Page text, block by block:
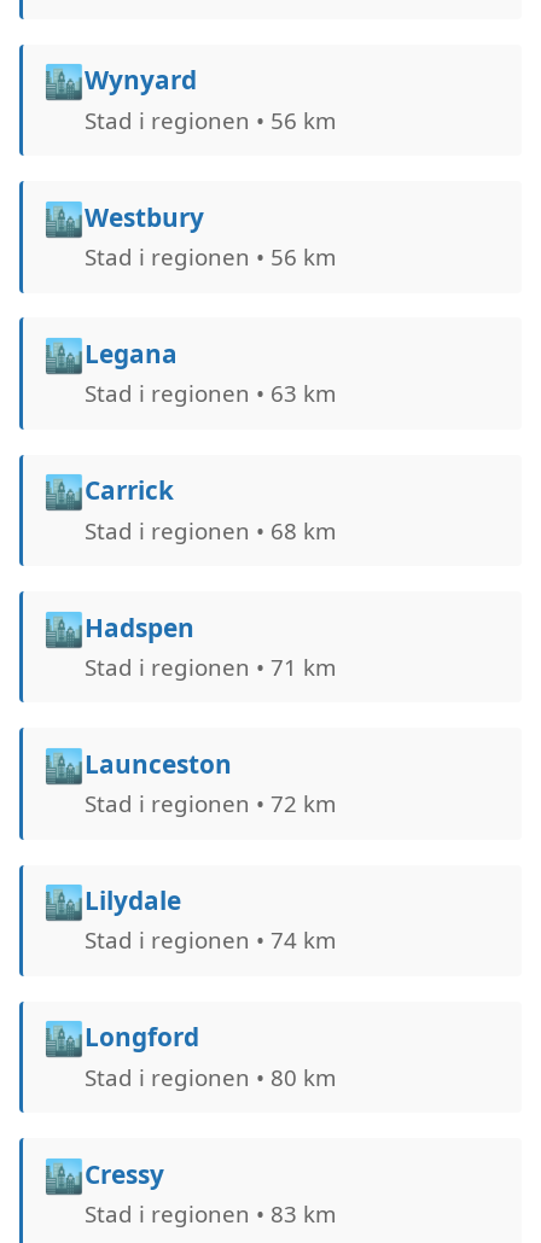
🏙️Wynyard
Stad i regionen • 56 km
🏙️Westbury
Stad i regionen • 56 km
🏙️Legana
Stad i regionen • 63 km
🏙️Carrick
Stad i regionen • 68 km
🏙️Hadspen
Stad i regionen • 71 km
🏙️Launceston
Stad i regionen • 72 km
🏙️Lilydale
Stad i regionen • 74 km
🏙️Longford
Stad i regionen • 80 km
🏙️Cressy
Stad i regionen • 83 km